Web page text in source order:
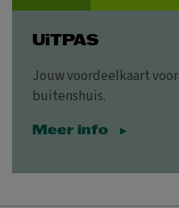
UiTPAS
Jouw voordeelkaart
buitenshuis.
Meer info